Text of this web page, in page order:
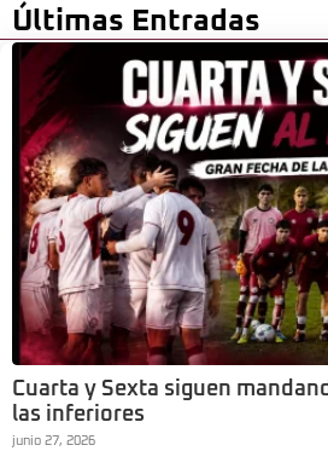
Últimas Entradas
Cuarta y Sexta siguen
las inferiores
junio 27, 2026